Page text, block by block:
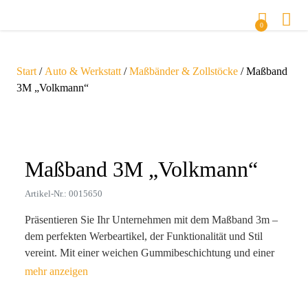
0
Start / Auto & Werkstatt /Maßbänder & Zollstöcke / Maßband
3M „Volkmann“
Maßband 3M „Volkmann“
Artikel-Nr.: 0015650
Präsentieren Sie Ihr Unternehmen mit dem Maßband 3m –
dem perfekten Werbeartikel, der Funktionalität und Stil
vereint. Mit einer weichen Gummibeschichtung und einer
praktischen Handgelenkschlaufe wird dieses präzise